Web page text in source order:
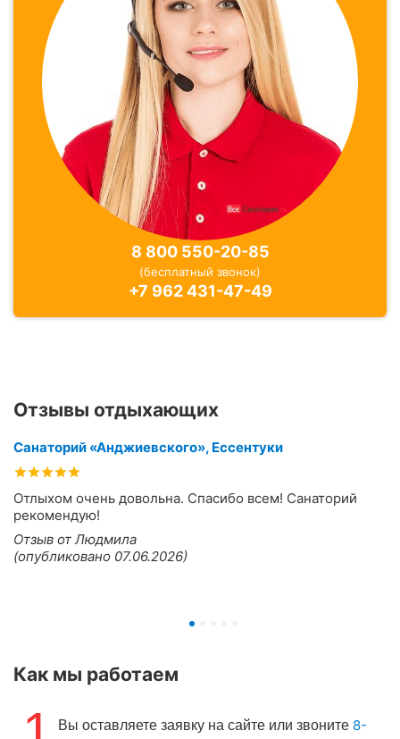
8 800 550-20-85
(бесплатный звонок)
+7 962 431-47-49
Отзывы отдыхающих
Санаторий «Анджиевского», Ессентуки
Отлыхом очень довольна. Спасибо всем! Санаторий
рекомендую!
Отзыв от Людмила
(опубликовано 07.06.2026)
Как мы работаем
Вы оставляете заявку на сайте или звоните 8-